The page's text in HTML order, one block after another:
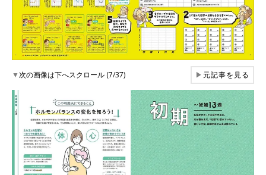
▼次の画像は下へスクロール (7/37) ▶元記事を見る